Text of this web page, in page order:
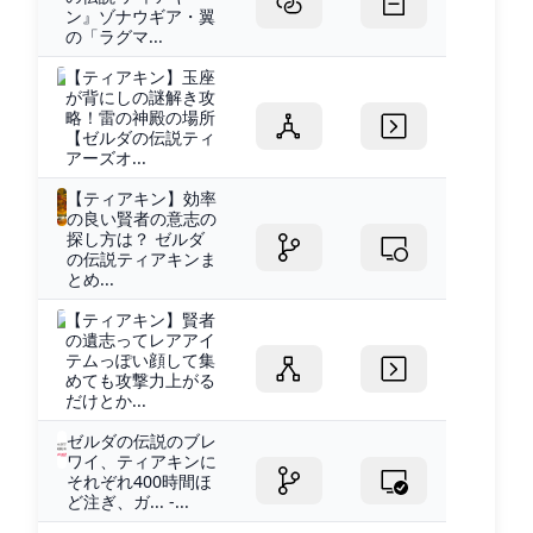
ン』ゾナウギア・翼
の「ラグマ...
【ティアキン】玉座
が背にしの謎解き攻
略！雷の神殿の場所
【ゼルダの伝説ティ
アーズオ...
【ティアキン】効率
の良い賢者の意志の
探し方は？ ゼルダ
の伝説ティアキンま
とめ...
【ティアキン】賢者
の遺志ってレアアイ
テムっぽい顔して集
めても攻撃力上がる
だけとか...
ゼルダの伝説のブレ
ワイ、ティアキンに
それぞれ400時間ほ
ど注ぎ、ガ... -...